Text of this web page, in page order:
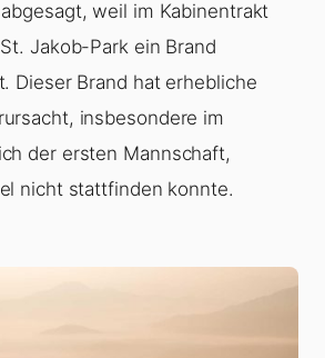
weil im Kabinentrakt
Jakob-Park ein Brand
Dieser Brand hat erhebliche
insbesondere im
der ersten Mannschaft,
nicht stattfinden konnte.